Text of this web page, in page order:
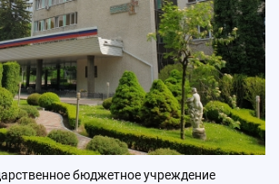
бюджетное учреждение